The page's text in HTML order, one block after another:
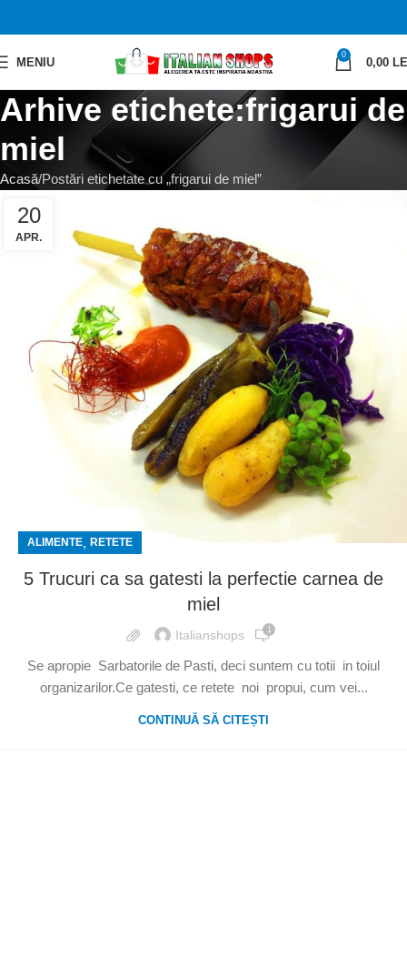
MENIU
0
0,00
Arhive etichete:frigarui de
miel
Acasă Postări etichetate cu „frigarui de miel”
20
APR.
ALIMENTE, RETETE
5 Trucuri ca sa gatesti la perfectie carnea de
miel
Italianshops 1
Se apropie Sarbatorile de Pasti, deci suntem cu totii in toiul
organizarilor.Ce gatesti, ce retete noi propui, cum vei...
CONTINUĂ SĂ CITEȘTI